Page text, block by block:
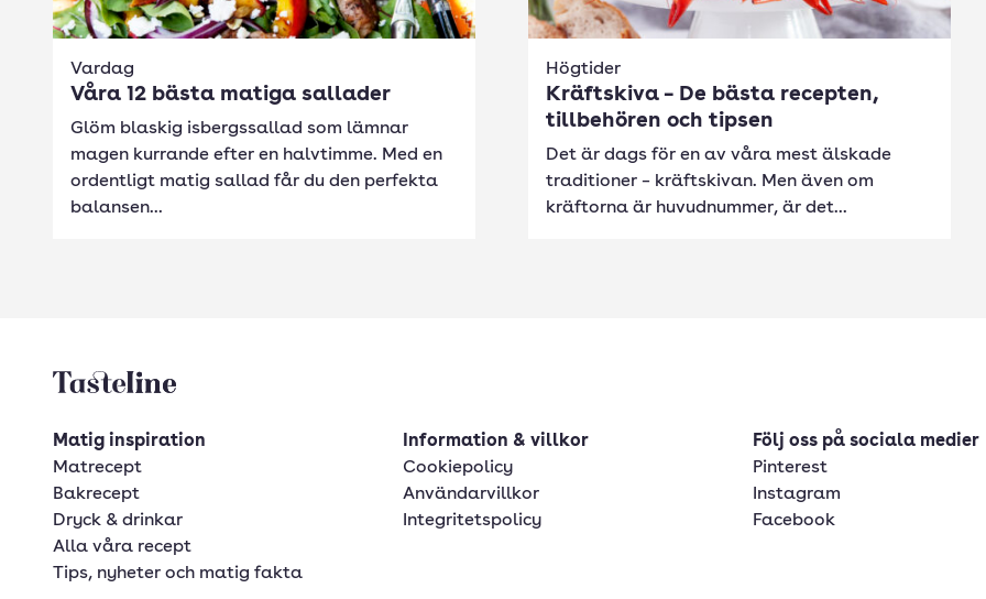
Vardag
Våra 12 bästa matiga sallader
Glöm blaskig isbergssallad som lämnar
magen kurrande efter en halvtimme. Med en
ordentligt matig sallad får du den perfekta
balansen...
Högtider
Kräftskiva – De bästa recepten,
tillbehören och tipsen
Det är dags för en av våra mest älskade
traditioner – kräftskivan. Men även om
kräftorna är huvudnummer, är det...
Tasteline startsida
Matig inspiration
Matrecept
Bakrecept
Dryck & drinkar
Alla våra recept
Tips, nyheter och matig fakta
Information & villkor
Cookiepolicy
Användarvillkor
Integritetspolicy
Följ oss på sociala medier
Pinterest
Instagram
Facebook